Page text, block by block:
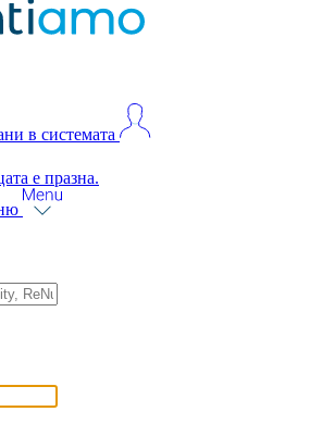
в системата
е празна.